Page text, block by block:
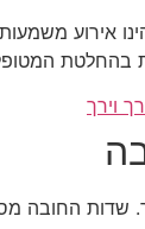
אירוע
בהחלטת
וירך
שדות החובה